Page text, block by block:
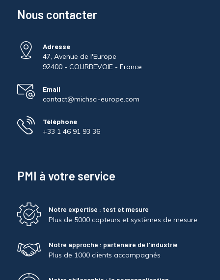
Nous contacter
Adresse
47, Avenue de l'Europe
92400 - COURBEVOIE - France
Email
contact@michsci-europe.com
Téléphone
+33 1 46 91 93 36
PMI à votre service
Notre expertise : test et mesure
Plus de 5000 capteurs et systèmes de mesure
Notre approche : partenaire de l’industrie
Plus de 1000 clients accompagnés